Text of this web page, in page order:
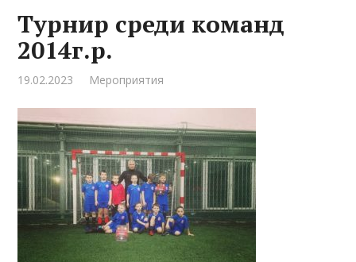
Турнир среди команд
2014г.р.
19.02.2023 Мероприятия